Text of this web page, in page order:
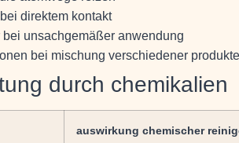
direktem kontakt
unsachgemäßer anwendung
bei mischung verschiedener
durch chemikalien
auswirkung chemischer